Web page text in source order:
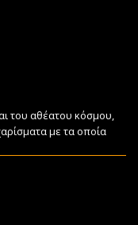
του αθέατου κόσμου,
με τα οποία